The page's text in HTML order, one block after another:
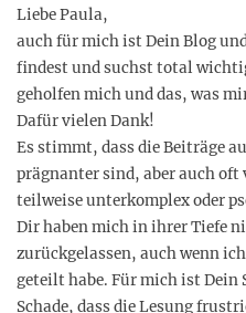
Liebe Paula,
auch für mich ist Dein Blog
findest und suchst total
geholfen mich und das, was
Dafür vielen Dank!
Es stimmt, dass die Beiträge
prägnanter sind, aber auch oft
teilweise unterkomplex oder
Dir haben mich in ihrer Tiefe
zurückgelassen, auch wenn
geteilt habe. Für mich ist Dein
Schade, dass die Lesung